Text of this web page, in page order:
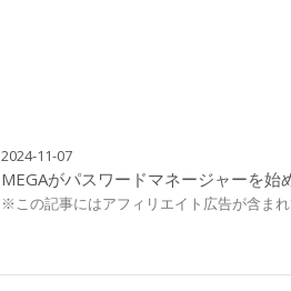
2024-11-07
MEGAがパスワードマネージャーを
※この記事にはアフィリエイト広告が含ま